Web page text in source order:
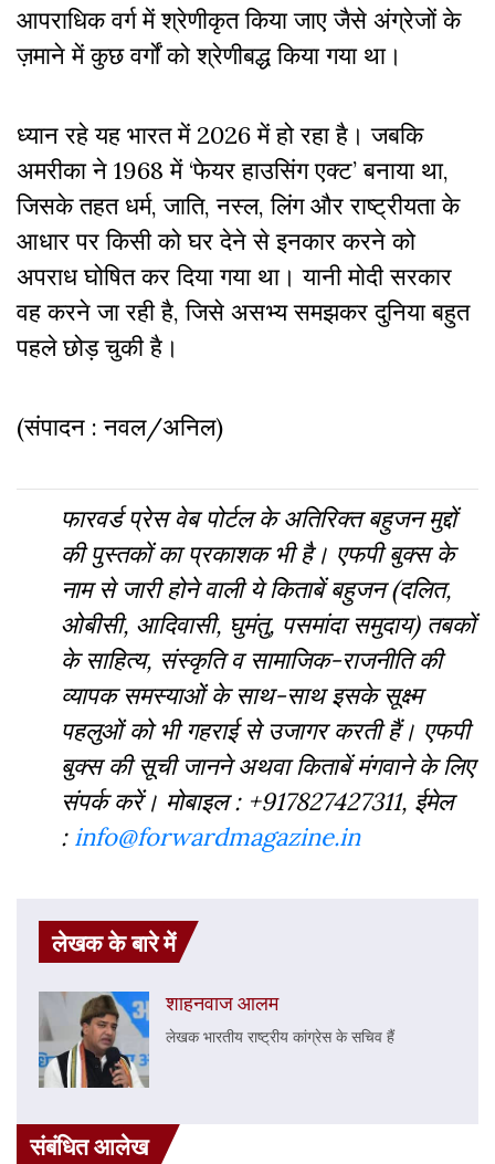
आपराधिक वर्ग में श्रेणीकृत किया जाए जैसे अंग्रेजों के
ज़माने में कुछ वर्गों को श्रेणीबद्ध किया गया था।
ध्यान रहे यह भारत में 2026 में हो रहा है। जबकि
अमरीका ने 1968 में ‘फेयर हाउसिंग एक्ट’ बनाया था,
जिसके तहत धर्म, जाति, नस्ल, लिंग और राष्ट्रीयता के
आधार पर किसी को घर देने से इनकार करने को
अपराध घोषित कर दिया गया था। यानी मोदी सरकार
वह करने जा रही है, जिसे असभ्य समझकर दुनिया बहुत
पहले छोड़ चुकी है।
(संपादन : नवल/अनिल)
फारवर्ड प्रेस वेब पोर्टल के अतिरिक्‍त बहुजन मुद्दों
की पुस्‍तकों का प्रकाशक भी है। एफपी बुक्‍स के
नाम से जारी होने वाली ये किताबें बहुजन (दलित,
ओबीसी, आदिवासी, घुमंतु, पसमांदा समुदाय) तबकों
के साहित्‍य, संस्‍क‍ृति व सामाजिक-राजनीति की
व्‍यापक समस्‍याओं के साथ-साथ इसके सूक्ष्म
पहलुओं को भी गहराई से उजागर करती हैं। एफपी
बुक्‍स की सूची जानने अथवा किताबें मंगवाने के लिए
संपर्क करें। मोबाइल : +917827427311, ईमेल
: info@forwardmagazine.in
लेखक के बारे में
शाहनवाज आलम
लेखक भारतीय राष्ट्रीय कांग्रेस के सचिव हैं
संबंधित आलेख